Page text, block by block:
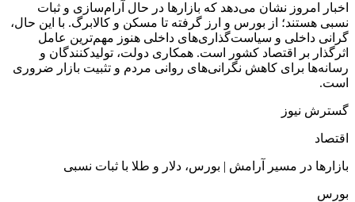
اخبار امروز نشان می‌دهد که بازارها در حال آرام‌سازی و ثبات
نسبی هستند؛ از بورس و ارز گرفته تا مسکن و کالابرگ. با این حال،
گرانی داخلی و سیاست‌گذاری‌های داخلی هنوز مهم‌ترین عامل
اثرگذار بر اقتصاد کشور است. همکاری دولت، تولیدکنندگان و
رسانه‌ها برای کاهش نگرانی‌های روانی مردم و تثبیت بازار ضروری
است.
گسترش نیوز
اقتصاد
بازارها در مسیر آرامش | بورس، دلار و طلا با ثبات نسبی
بورس